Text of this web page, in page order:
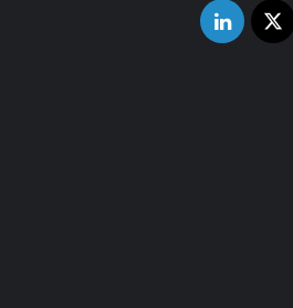
‫X لينكدإن